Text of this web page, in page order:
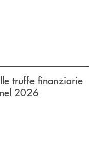
truffe finanziarie
2026